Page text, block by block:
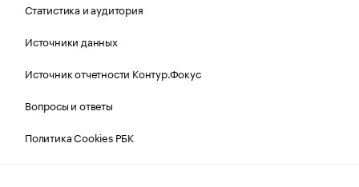
Статистика и аудитория
Источники данных
Источник отчетности Контур.Фокус
Вопросы и ответы
Политика Cookies РБК